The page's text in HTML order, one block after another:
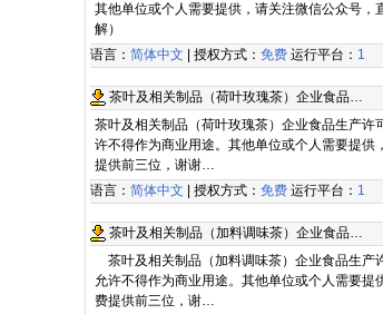
其他单位或个人需要提供，请关注微信公众号
解）
语言： 简体中文 | 授权方式： 免费 运行平台： 1
茶叶及相关制品（荷叶玫瑰茶）企业食品…
茶叶及相关制品（荷叶玫瑰茶）企业食品生产
许不得作为商业用途。其他单位或个人需要提
提供前三位，谢谢…
语言： 简体中文 | 授权方式： 免费 运行平台： 1
茶叶及相关制品（加料调味茶）企业食品…
茶叶及相关制品（加料调味茶）企业食品生产
允许不得作为商业用途。其他单位或个人需要
费提供前三位，谢…